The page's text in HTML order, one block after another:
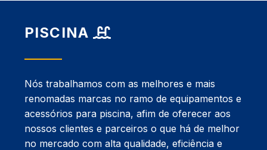
PISCINA
Nós trabalhamos com as melhores e mais
renomadas marcas no ramo de equipamentos e
acessórios para piscina, afim de oferecer aos
nossos clientes e parceiros o que há de melhor
no mercado com alta qualidade, eficiência e